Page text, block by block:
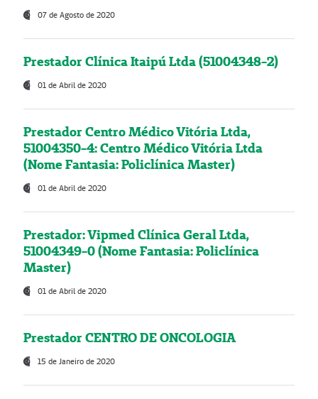
07 de Agosto de 2020
Prestador Clínica Itaipú Ltda (51004348-2)
01 de Abril de 2020
Prestador Centro Médico Vitória Ltda,
51004350-4: Centro Médico Vitória Ltda
(Nome Fantasia: Policlínica Master)
01 de Abril de 2020
Prestador: Vipmed Clínica Geral Ltda,
51004349-0 (Nome Fantasia: Policlínica
Master)
01 de Abril de 2020
Prestador CENTRO DE ONCOLOGIA
15 de Janeiro de 2020